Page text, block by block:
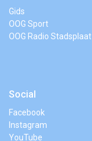
Gids
OOG Sport
OOG Radio Stadsplaat
Social
Facebook
Instagram
YouTube